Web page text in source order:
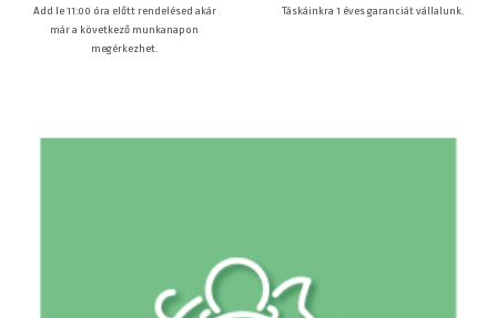
Add le 11:00 óra előtt rendelésed akár
már a következő munkanapon
megérkezhet.
Táskáinkra 1 éves garanciát vállalunk.